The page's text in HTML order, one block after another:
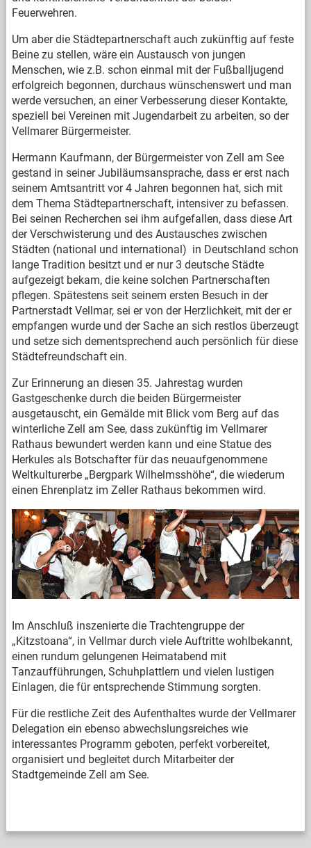
Feuerwehren.
Um aber die Städtepartnerschaft auch zukünftig auf feste
Beine zu stellen, wäre ein Austausch von jungen
Menschen, wie z.B. schon einmal mit der Fußballjugend
erfolgreich begonnen, durchaus wünschenswert und man
werde versuchen, an einer Verbesserung dieser Kontakte,
speziell bei Vereinen mit Jugendarbeit zu arbeiten, so der
Vellmarer Bürgermeister.
Hermann Kaufmann, der Bürgermeister von Zell am See
gestand in seiner Jubiläumsansprache, dass er erst nach
seinem Amtsantritt vor 4 Jahren begonnen hat, sich mit
dem Thema Städtepartnerschaft, intensiver zu befassen.
Bei seinen Recherchen sei ihm aufgefallen, dass diese Art
der Verschwisterung und des Austausches zwischen
Städten (national und international) in Deutschland schon
lange Tradition besitzt und er nur 3 deutsche Städte
aufgezeigt bekam, die keine solchen Partnerschaften
pflegen. Spätestens seit seinem ersten Besuch in der
Partnerstadt Vellmar, sei er von der Herzlichkeit, mit der er
empfangen wurde und der Sache an sich restlos überzeugt
und setze sich dementsprechend auch persönlich für diese
Städtefreundschaft ein.
Zur Erinnerung an diesen 35. Jahrestag wurden
Gastgeschenke durch die beiden Bürgermeister
ausgetauscht, ein Gemälde mit Blick vom Berg auf das
winterliche Zell am See, dass zukünftig im Vellmarer
Rathaus bewundert werden kann und eine Statue des
Herkules als Botschafter für das neuaufgenommene
Weltkulturerbe „Bergpark Wilhelmsshöhe“, die wiederum
einen Ehrenplatz im Zeller Rathaus bekommen wird.
Im Anschluß inszenierte die Trachtengruppe der
„Kitzstoana“, in Vellmar durch viele Auftritte wohlbekannt,
einen rundum gelungenen Heimatabend mit
Tanzaufführungen, Schuhplattlern und vielen lustigen
Einlagen, die für entsprechende Stimmung sorgten.
Für die restliche Zeit des Aufenthaltes wurde der Vellmarer
Delegation ein ebenso abwechslungsreiches wie
interessantes Programm geboten, perfekt vorbereitet,
organisiert und begleitet durch Mitarbeiter der
Stadtgemeinde Zell am See.